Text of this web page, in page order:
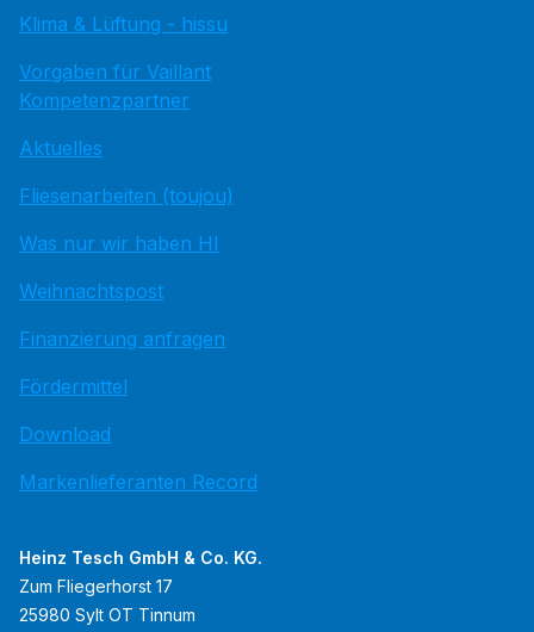
Klima & Lüftung - hissu
Vorgaben für Vaillant
Kompetenzpartner
Aktuelles
Fliesenarbeiten (toujou)
Was nur wir haben HI
Weihnachtspost
Finanzierung anfragen
Fördermittel
Download
Markenlieferanten Record
Heinz Tesch GmbH & Co. KG.
Zum Fliegerhorst 17
25980 Sylt OT Tinnum